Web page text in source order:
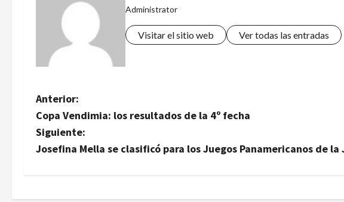
Administrator
Visitar el sitio web Ver todas las entradas
N
a
v
Anterior:
Copa Vendimia: los resultados de la 4º fecha
Siguiente:
Josefina Mella se clasificó para los Juegos Panamericanos de